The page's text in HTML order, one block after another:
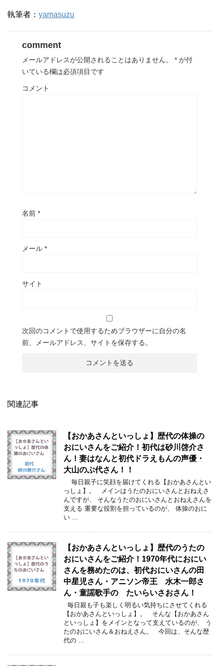
執筆者： yamasuzu
comment
メールアドレスが公開されることはありません。 * が付
いている欄は必須項目です
コメント
名前 *
メール *
サイト
次回のコメントで使用するためブラウザーに自分の名
前、メールアドレス、サイトを保存する。
関連記事
【おかあさんといっしょ】歴代の体操の
おにいさんをご紹介！初代は砂川啓介さ
ん！妻はなんと初代ドラえもんの声優・
大山のぶ代さん！！
毎日親子に笑顔を届けてくれる【おかあさんとい
っしょ】。 メインはうたのおにいさんとおねえさ
んですが、 そんなうたのおにいさんとおねえさんを
支える 重要な役割を担っているのが、 体操のおに
い …
【おかあさんといっしょ】歴代のうたの
おにいさんをご紹介！1970年代におにい
さんを務めたのは、初代おにいさんの田
中星児さん・アニソン帝王 水木一郎さ
ん・童謡歌手の たいらいさおさん！
毎日親も子も楽しく明るい気持ちにさせてくれる
【おかあさんといっしょ】。 そんな【おかあさん
といっしょ】をメインとなって支えているのが、 う
たのおにいさん＆おねえさん。 今回は、そんな歴
代の …